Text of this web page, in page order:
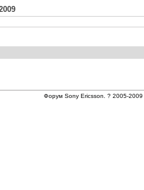
Форум Sony Ericsson. ? 2005-2009